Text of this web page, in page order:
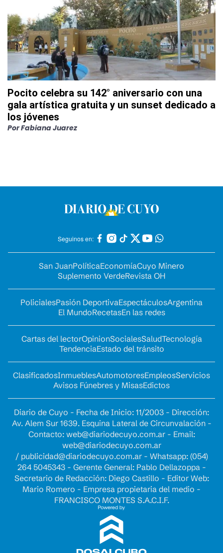
Pocito celebra su 142° aniversario con una
gala artística gratuita y un sunset dedicado a
los jóvenes
PorFabiana Juarez
Seguinos en:
San JuanPolíticaEconomíaCuyo Minero
Suplemento VerdeRevista OH
PolicialesPasión DeportivaEspectáculosArgentina
El MundoRecetasEn las redes
Cartas del lectorOpinionSocialesSaludTecnología
TendenciaEstado del tránsito
ClasificadosInmueblesAutomotoresEmpleosServicios
Avisos Fúnebres y MisasEdictos
Diario de Cuyo - Fecha de Inicio: 11/2003 - Dirección:
Av. Alem Sur 1639. Esquina Lateral de Circunvalación -
Contacto: web@diariodecuyo.com.ar- Email:
web@diariodecuyo.com.ar
/ publicidad@diariodecuyo.com.ar- Whatsapp: (054)
264 5045343 - Gerente General: Pablo Dellazoppa -
Secretario de Redacción: Diego Castillo - Editor Web:
Mario Romero - Empresa propietaria del medio -
FRANCISCO MONTES S.A.C.I.F.